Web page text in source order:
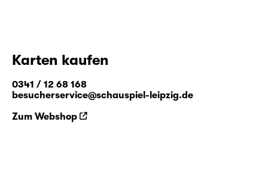
Karten kaufen
0341 / 12 68 168
besucherservice@schauspiel-leipzig.de
Zum Webshop